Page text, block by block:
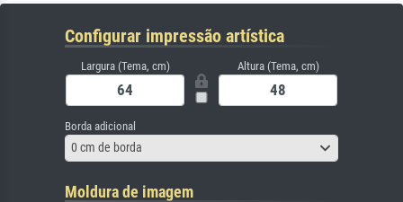
Configurar impressão artística
Largura (Tema, cm) Altura (Tema, cm)
Borda adicional
0 cm de borda
Moldura de imagem